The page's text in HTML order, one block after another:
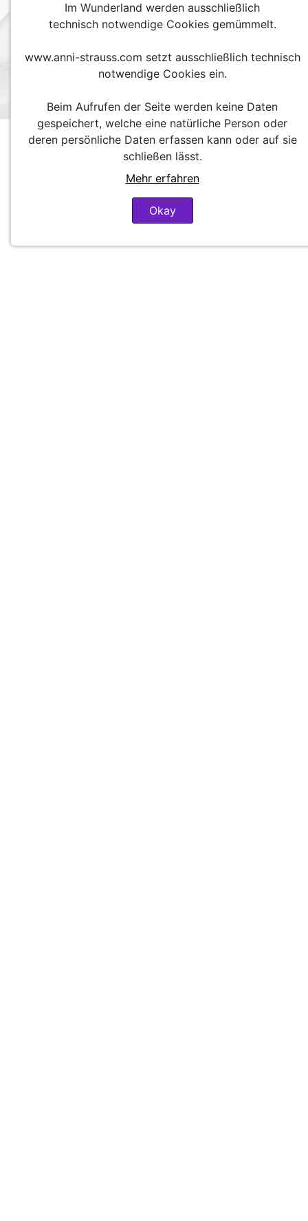
Im Wunderland werden ausschließlich
technisch notwendige Cookies gemümmelt.
www.anni-strauss.com setzt ausschließlich technisch
notwendige Cookies ein.
Beim Aufrufen der Seite werden keine Daten
gespeichert, welche eine natürliche Person oder
deren persönliche Daten erfassen kann oder auf sie
schließen lässt.
Mehr erfahren
Okay